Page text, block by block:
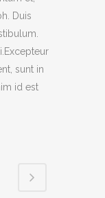
Duis
sunt in
id est